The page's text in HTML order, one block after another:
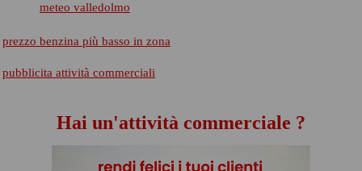
meteo valledolmo
prezzo benzina più basso in zona
pubblicita attività commerciali
Hai un'attività commerciale ?